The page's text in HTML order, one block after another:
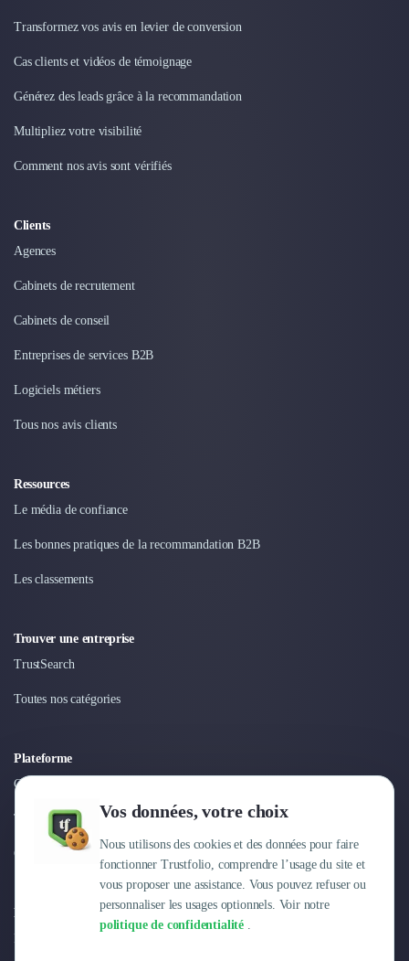
Vos données, votre choix
Nous utilisons des cookies et des données pour faire
fonctionner Trustfolio, comprendre l’usage du site et
vous proposer une assistance. Vous pouvez refuser ou
personnaliser les usages optionnels. Voir notre
politique de confidentialité .
Transformez vos avis en levier de conversion
Cas clients et vidéos de témoignage
Générez des leads grâce à la recommandation
Multipliez votre visibilité
Comment nos avis sont vérifiés
Clients
Agences
Cabinets de recrutement
Cabinets de conseil
Entreprises de services B2B
Logiciels métiers
Tous nos avis clients
Ressources
Le média de confiance
Les bonnes pratiques de la recommandation B2B
Les classements
Trouver une entreprise
TrustSearch
Toutes nos catégories
Plateforme
Connexion
Tarifs
Centre d'aide
Entreprise
Pourquoi Trustfolio ?